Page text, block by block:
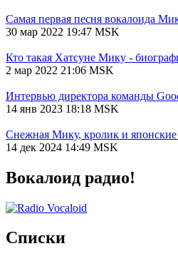
Самая первая песня вокалоида
30 мар 2022 19:47 MSK
Кто такая Хатсуне Мику -
2 мар 2022 21:06 MSK
Интервью директора команды
14 янв 2023 18:18 MSK
Снежная Мику, кролик и японские
14 дек 2024 14:49 MSK
Вокалоид радио!
Списки